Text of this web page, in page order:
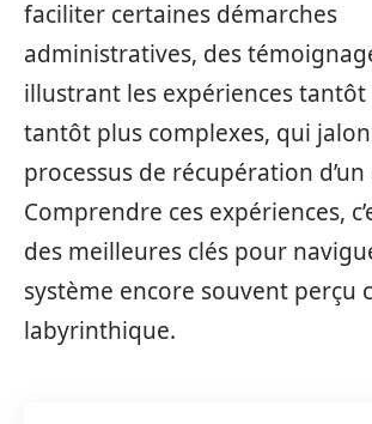
faciliter certaines démarches
administratives, des
illustrant les expériences tantôt
tantôt plus complexes, qui
processus de récupération
Comprendre ces expériences,
des meilleures clés pour
système encore souvent perçu
labyrinthique.